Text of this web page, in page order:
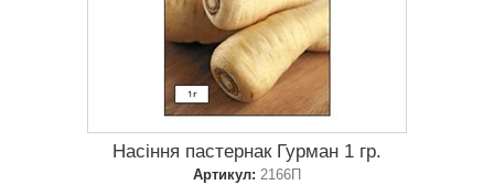
Насіння пастернак Гурман 1 гр.
Артикул: 2166П